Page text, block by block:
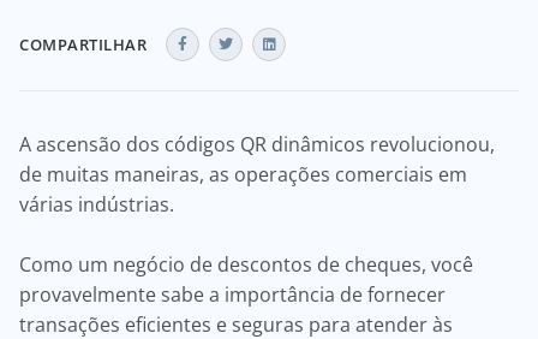
COMPARTILHAR
A ascensão dos códigos QR dinâmicos revolucionou,
de muitas maneiras, as operações comerciais em
várias indústrias.
Como um negócio de descontos de cheques, você
provavelmente sabe a importância de fornecer
transações eficientes e seguras para atender às